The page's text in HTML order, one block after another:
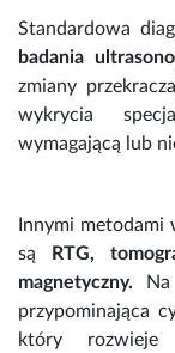
Standardowa
badania
zmiany
wykrycia
wymagającą lub
Innymi metodami
są RTG,
magnetyczny. Na
przypominająca
który